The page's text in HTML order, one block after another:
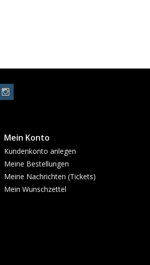
Mein Konto
Kundenkonto anlegen
Meine Bestellungen
Meine Nachrichten (Tickets)
Mein Wunschzettel